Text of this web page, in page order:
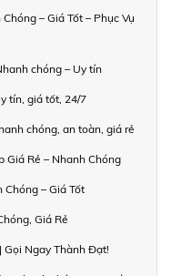
– Giá Tốt – Phục Vụ
chóng – Uy tín
tín, giá tốt, 24/7
chóng, an toàn, giá rẻ
Giá Rẻ – Nhanh Chóng
Chóng – Giá Tốt
Giá Rẻ
Gọi Ngay Thành Đạt!